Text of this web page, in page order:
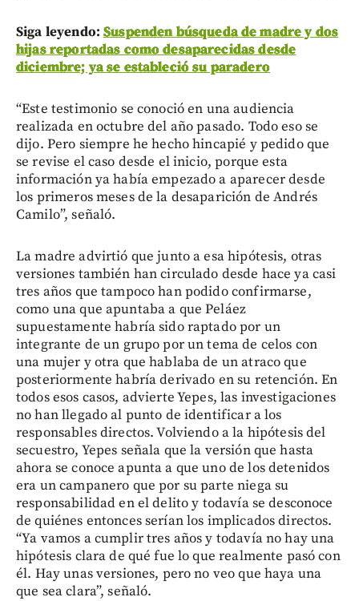
Siga leyendo:Suspenden búsqueda de madre y dos
hijas reportadas como desaparecidas desde
diciembre; ya se estableció su paradero
“Este testimonio se conoció en una audiencia
realizada en octubre del año pasado. Todo eso se
dijo. Pero siempre he hecho hincapié y pedido que
se revise el caso desde el inicio, porque esta
información ya había empezado a aparecer desde
los primeros meses de la desaparición de Andrés
Camilo”, señaló.
La madre advirtió que junto a esa hipótesis, otras
versiones también han circulado desde hace ya casi
tres años que tampoco han podido confirmarse,
como una que apuntaba a que Peláez
supuestamente habría sido raptado por un
integrante de un grupo por un tema de celos con
una mujer y otra que hablaba de un atraco que
posteriormente habría derivado en su retención. En
todos esos casos, advierte Yepes, las investigaciones
no han llegado al punto de identificar a los
responsables directos. Volviendo a la hipótesis del
secuestro, Yepes señala que la versión que hasta
ahora se conoce apunta a que uno de los detenidos
era un campanero que por su parte niega su
responsabilidad en el delito y todavía se desconoce
de quiénes entonces serían los implicados directos.
“Ya vamos a cumplir tres años y todavía no hay una
hipótesis clara de qué fue lo que realmente pasó con
él. Hay unas versiones, pero no veo que haya una
que sea clara”, señaló.